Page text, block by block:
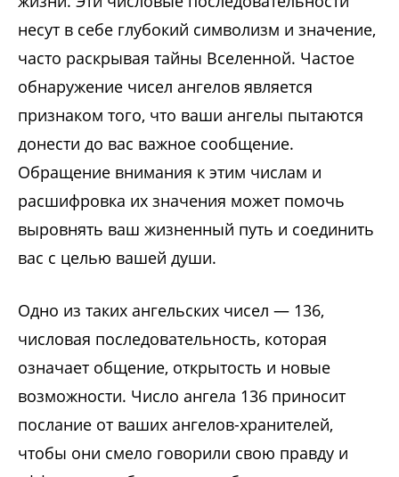
несут в себе глубокий символизм и значение,
часто раскрывая тайны Вселенной. Частое
обнаружение чисел ангелов является
признаком того, что ваши ангелы пытаются
донести до вас важное сообщение.
Обращение внимания к этим числам и
расшифровка их значения может помочь
выровнять ваш жизненный путь и соединить
вас с целью вашей души.
Одно из таких ангельских чисел — 136,
числовая последовательность, которая
означает общение, открытость и новые
возможности. Число ангела 136 приносит
послание от ваших ангелов-хранителей,
чтобы они смело говорили свою правду и